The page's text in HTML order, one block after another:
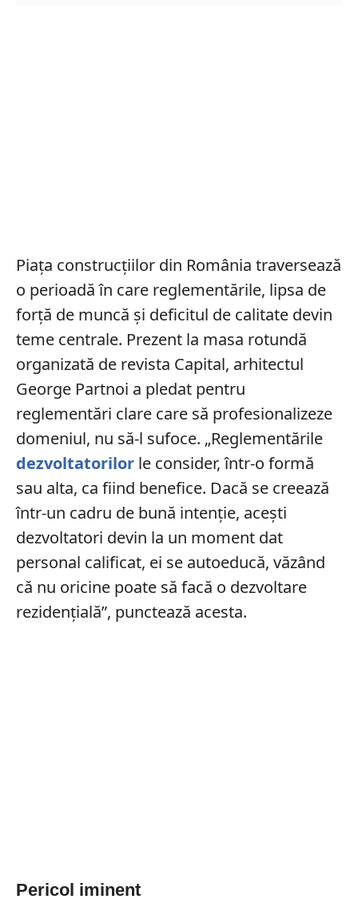
Piața construcțiilor din România traversează
o perioadă în care reglementările, lipsa de
forță de muncă și deficitul de calitate devin
teme centrale. Prezent la masa rotundă
organizată de revista Capital, arhitectul
George Partnoi a pledat pentru
reglementări clare care să profesionalizeze
domeniul, nu să-l sufoce. „Reglementările
dezvoltatorilorle consider, într-o formă
sau alta, ca fiind benefice. Dacă se creează
într-un cadru de bună intenție, acești
dezvoltatori devin la un moment dat
personal calificat, ei se autoeducă, văzând
că nu oricine poate să facă o dezvoltare
rezidențială”, punctează acesta.
Pericol iminent